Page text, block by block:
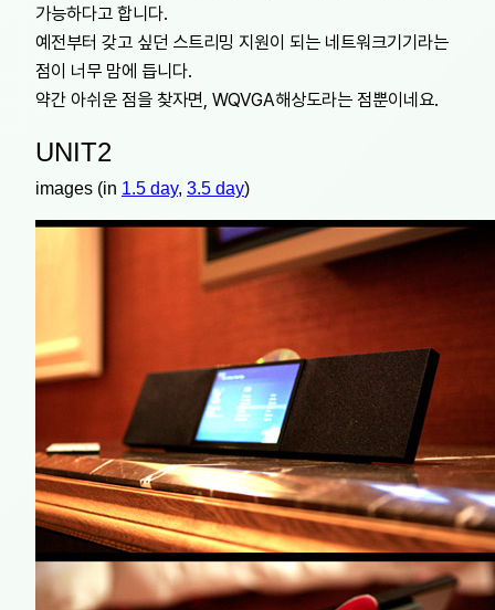
가능하다고 합니다.
예전부터 갖고 싶던 스트리밍 지원이 되는 네트워크기기라는
점이 너무 맘에 듭니다.
약간 아쉬운 점을 찾자면, WQVGA해상도라는 점뿐이네요.
UNIT2
images (in 1.5 day, 3.5 day)